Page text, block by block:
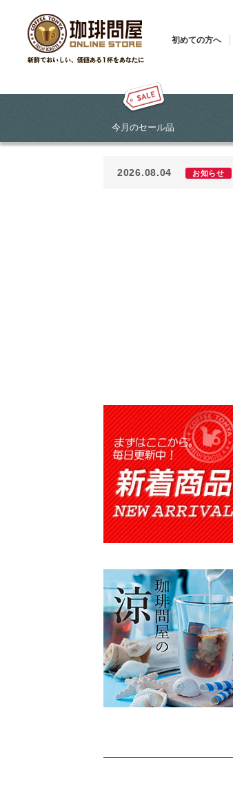
初めての方へ
今月のセール品
2026.08.04 お知らせ